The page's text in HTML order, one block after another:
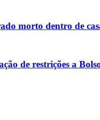
morto dentro de
de restrições a